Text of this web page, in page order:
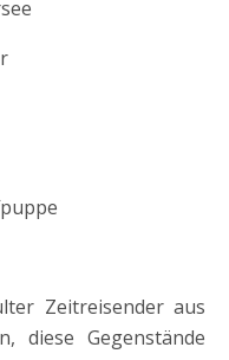
Zeitreisender aus
diese Gegenstände